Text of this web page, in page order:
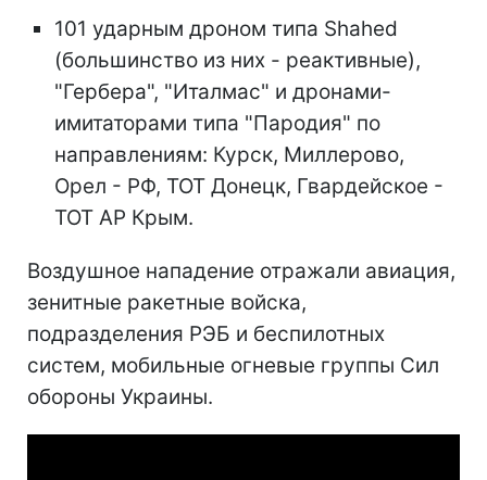
101 ударным дроном типа Shahed
(большинство из них - реактивные),
"Гербера", "Италмас" и дронами-
имитаторами типа "Пародия" по
направлениям: Курск, Миллерово,
Орел - РФ, ТОТ Донецк, Гвардейское -
ТОТ АР Крым.
Воздушное нападение отражали авиация,
зенитные ракетные войска,
подразделения РЭБ и беспилотных
систем, мобильные огневые группы Сил
обороны Украины.